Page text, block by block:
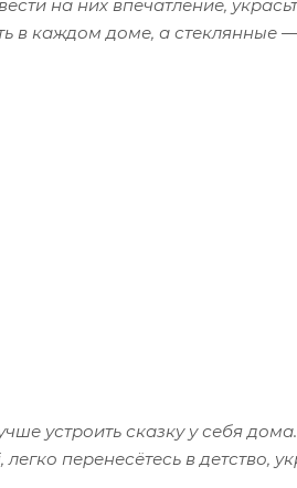
на них впечатление,
в каждом доме, а стеклянные
устроить сказку у себя
перенесётесь в детство,